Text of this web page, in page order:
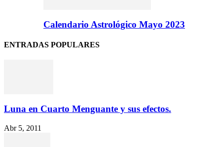
Calendario Astrológico Mayo 2023
ENTRADAS POPULARES
Luna en Cuarto Menguante y sus efectos.
Abr 5, 2011